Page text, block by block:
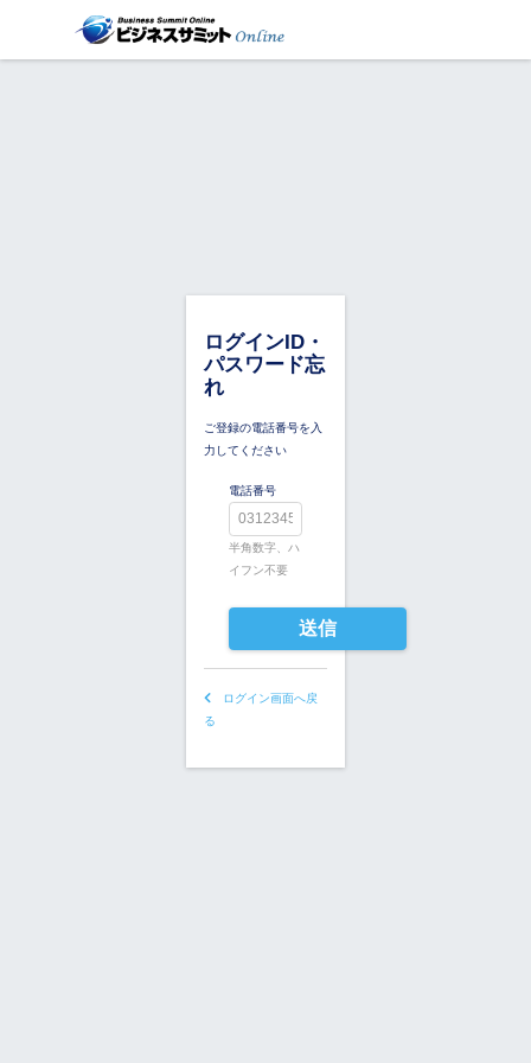
ログインID・
パスワード忘
れ
ご登録の電話番号を入
力してください
電話番号
半角数字、ハ
イフン不要
送信
ログイン画面へ戻
る